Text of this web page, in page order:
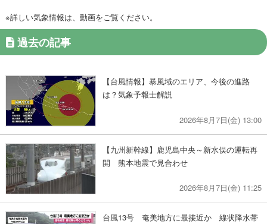
※詳しい気象情報は、動画をご覧ください。
過去の記事
【台風情報】暴風域のエリア、今後の進路
は？気象予報士解説
2026年8月7日(金) 13:00
【九州新幹線】鹿児島中央～新水俣の運転再
開 熊本地震で見合わせ
2026年8月7日(金) 11:25
台風13号 奄美地方に最接近か 線状降水帯